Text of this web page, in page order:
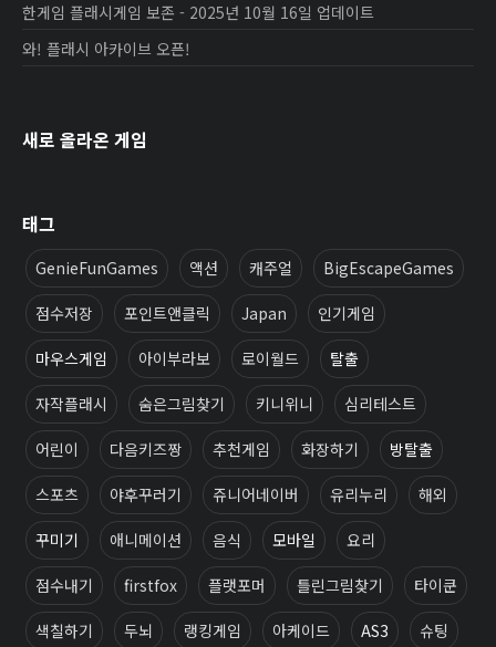
한게임 플래시게임 보존 - 2025년 10월 16일 업데이트
와! 플래시 아카이브 오픈!
새로 올라온 게임
태그
GenieFunGames 액션 캐주얼 BigEscapeGames
점수저장 포인트앤클릭 Japan 인기게임
마우스게임 아이부라보 로이월드 탈출
자작플래시 숨은그림찾기 키니위니 심리테스트
어린이 다음키즈짱 추천게임 화장하기 방탈출
스포츠 야후꾸러기 쥬니어네이버 유리누리 해외
꾸미기 애니메이션 음식 모바일 요리
점수내기 firstfox 플랫포머 틀린그림찾기 타이쿤
색칠하기 두뇌 랭킹게임 아케이드 AS3 슈팅